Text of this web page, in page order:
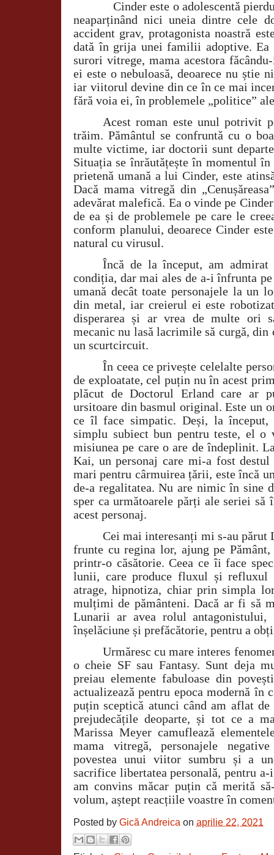
Cinder este o adolescentă
neaparținând nici uneia dintre cele
accident grav, protagonista noastră
dată în grija unei familii adoptive. Ea
surori vitrege, mama acestora
ei este o nebuloasă, deoarece nu știe
iar viitorul devine din ce în ce mai
fără voia ei, în problemele „politice”
Acest roman este unul potrivit
trăim. Pământul se confruntă cu o
multe victime, iar doctorii sunt
Situația se înrăutățește în momentul în
prietenă umană a lui Cinder, este
Dacă mama vitregă din
adevărat malefică. Ea o vinde pe
de ea și de problemele pe care le
conform planului, deoarece Cinder
natural cu virusul.
Încă de la început, am
condiția, dar mai ales de a-i înfrunta
umană decât toate personajele la un
din metal, iar creierul ei este
disperarea și ar vrea de multe ori
mecanic nu lasă lacrimile să curgă, din
un scurtcircuit.
În ceea ce privește celelalte
de exploatate, cel puțin nu în acest
plăcut de Doctorul Erland care ar
ursitoare din basmul original. Este un
ce îl face simpatic. Deși, la început,
simplu subiect bun pentru teste, el
misiunea pe care o are de îndeplinit.
Kai, un personaj care mi-a fost
mari pentru cârmuirea țării, este încă
de-a regalitatea. Nu are nimic în sine
sper ca următoarele părți ale seriei să
acest personaj.
Cei mai interesanți mi s-au
frunte cu regina lor, ajung pe
printr-o căsătorie. Ceea ce îi face
lunii, care produce fluxul și refluxul
atrage, hipnotiza, chiar prin simpla
mulțimi de pământeni. Dacă ar fi să
Lunarii ar avea rolul antagonistului,
înșelăciune și prefăcătorie, pentru a
Urmăresc cu mare interes
o cheie SF sau Fantasy. Sunt deja
preiau elemente fabuloase din
actualizează pentru epoca modernă
puțin sceptică atunci când am aflat de
prejudecățile deoparte, și tot ce a
Marissa Meyer camuflează
mama vitregă, personajele
povestea unui viitor sumbru și a
sacrifice libertatea personală, pentru
am convins măcar puțin că merită
volum, aștept reacțiile voastre în
Posted by Gică Andreica on aprilie 22, 2021